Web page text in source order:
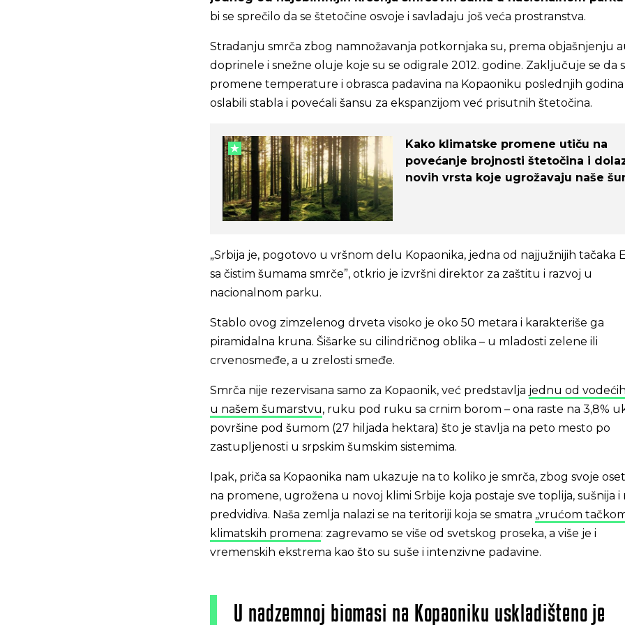
bi se sprečilo da se štetočine osvoje i savladaju još veća prostranstva.
Stradanju smrča zbog namnožavanja potkornjaka su, prema objašnjenju
doprinele i snežne oluje koje su se odigrale 2012. godine. Zaključuje se da
promene temperature i obrasca padavina na Kopaoniku poslednjih godina
oslabili stabla i povećali šansu za ekspanzijom već prisutnih štetočina.
Kako klimatske promene utiču na
povećanje brojnosti štetočina i
novih vrsta koje ugrožavaju naše
„Srbija je, pogotovo u vršnom delu Kopaonika, jedna od najjužnijih tačaka
sa čistim šumama smrče”, otkrio je izvršni direktor za zaštitu i razvoj u
nacionalnom parku.
Stablo ovog zimzelenog drveta visoko je oko 50 metara i karakteriše ga
piramidalna kruna. Šišarke su cilindričnog oblika – u mladosti zelene ili
crvenosmeđe, a u zrelosti smeđe.
Smrča nije rezervisana samo za Kopaonik, već predstavlja jednu od
u našem šumarstvu, ruku pod ruku sa crnim borom – ona raste na 3,8%
površine pod šumom (27 hiljada hektara) što je stavlja na peto mesto po
zastupljenosti u srpskim šumskim sistemima.
Ipak, priča sa Kopaonika nam ukazuje na to koliko je smrča, zbog svoje
na promene, ugrožena u novoj klimi Srbije koja postaje sve toplija, sušnija i
predvidiva. Naša zemlja nalazi se na teritoriji koja se smatra „vrućom
klimatskih promena: zagrevamo se više od svetskog proseka, a više je i
vremenskih ekstrema kao što su suše i intenzivne padavine.
U nadzemnoj biomasi na Kopaoniku uskladišteno je